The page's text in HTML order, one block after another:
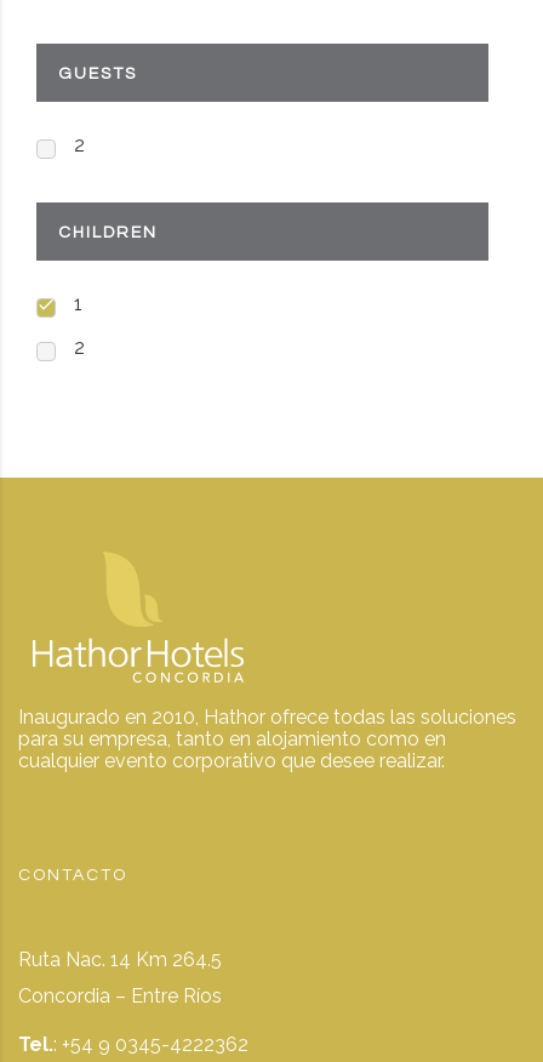
GUESTS
2
CHILDREN
1
2
Inaugurado en 2010, Hathor ofrece todas las soluciones
para su empresa, tanto en alojamiento como en
cualquier evento corporativo que desee realizar.
CONTACTO
Ruta Nac. 14 Km 264.5
Concordia – Entre Ríos
Tel.: +54 9 0345-4222362